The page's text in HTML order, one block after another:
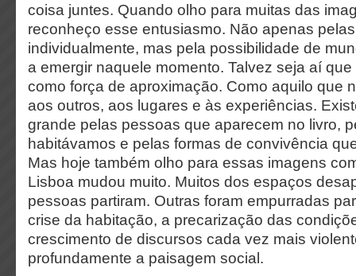
coisa juntes. Quando olho para muitas das
reconheço esse entusiasmo. Não apenas
individualmente, mas pela possibilidade de
a emergir naquele momento. Talvez seja aí
como força de aproximação. Como aquilo que
aos outros, aos lugares e às experiências.
grande pelas pessoas que aparecem no livro,
habitávamos e pelas formas de convivência
Mas hoje também olho para essas imagens
Lisboa mudou muito. Muitos dos espaços
pessoas partiram. Outras foram empurradas
crise da habitação, a precarização das
crescimento de discursos cada vez mais
profundamente a paisagem social.